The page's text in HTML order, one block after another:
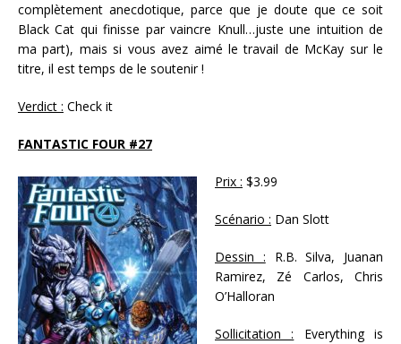
complètement anecdotique, parce que je doute que ce soit
Black Cat qui finisse par vaincre Knull…juste une intuition de
ma part), mais si vous avez aimé le travail de McKay sur le
titre, il est temps de le soutenir !
Verdict : Check it
FANTASTIC FOUR #27
Prix : $3.99
Scénario : Dan Slott
Dessin : R.B. Silva, Juanan
Ramirez, Zé Carlos, Chris
O’Halloran
Sollicitation : Everything is